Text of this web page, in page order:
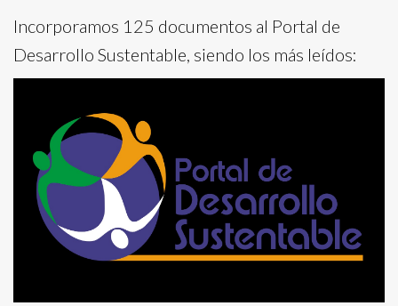
Incorporamos 125 documentos al Portal de
Desarrollo Sustentable, siendo los más leídos: